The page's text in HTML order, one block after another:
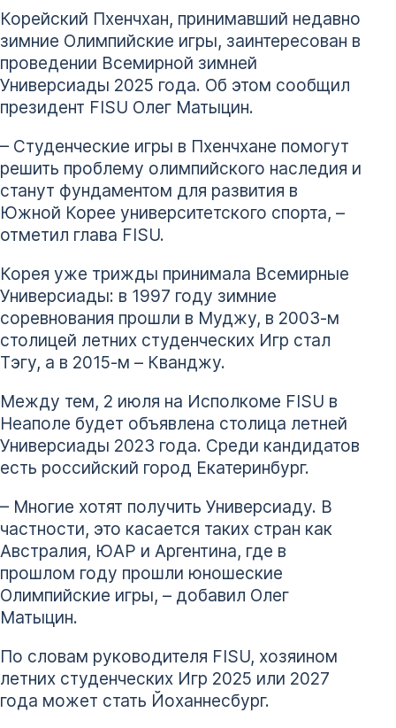
Корейский Пхенчхан, принимавший недавно
зимние Олимпийские игры, заинтересован в
проведении Всемирной зимней
Универсиады 2025 года. Об этом сообщил
президент FISU Олег Матыцин.
– Студенческие игры в Пхенчхане помогут
решить проблему олимпийского наследия и
станут фундаментом для развития в
Южной Корее университетского спорта, –
отметил глава FISU.
Корея уже трижды принимала Всемирные
Универсиады: в 1997 году зимние
соревнования прошли в Муджу, в 2003-м
столицей летних студенческих Игр стал
Тэгу, а в 2015-м – Кванджу.
Между тем, 2 июля на Исполкоме FISU в
Неаполе будет объявлена столица летней
Универсиады 2023 года. Среди кандидатов
есть российский город Екатеринбург.
– Многие хотят получить Универсиаду. В
частности, это касается таких стран как
Австралия, ЮАР и Аргентина, где в
прошлом году прошли юношеские
Олимпийские игры, – добавил Олег
Матыцин.
По словам руководителя FISU, хозяином
летних студенческих Игр 2025 или 2027
года может стать Йоханнесбург.